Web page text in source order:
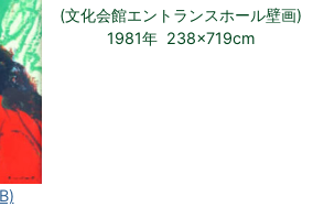
(文化会館エントランスホール壁画)
1981年 238×719cm